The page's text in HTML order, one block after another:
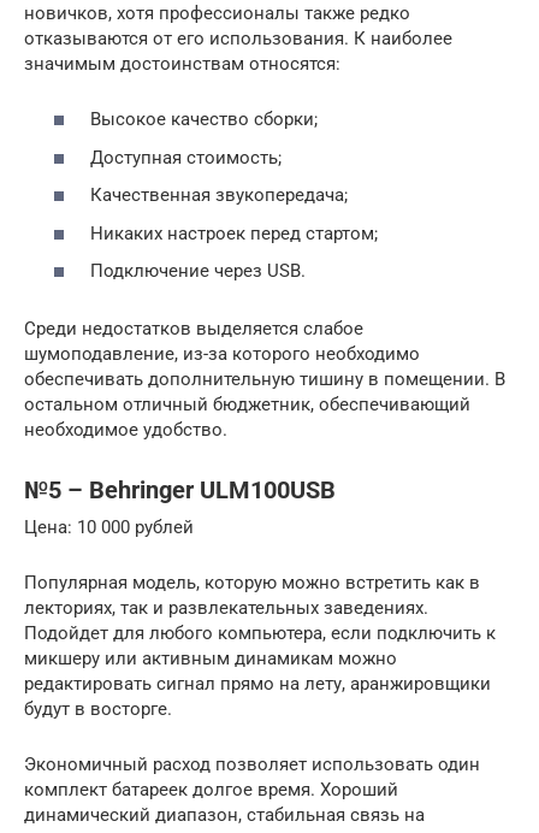
новичков, хотя профессионалы также редко
отказываются от его использования. К наиболее
значимым достоинствам относятся:
Высокое качество сборки;
Доступная стоимость;
Качественная звукопередача;
Никаких настроек перед стартом;
Подключение через USB.
Среди недостатков выделяется слабое
шумоподавление, из-за которого необходимо
обеспечивать дополнительную тишину в помещении. В
остальном отличный бюджетник, обеспечивающий
необходимое удобство.
№5 – Behringer ULM100USB
Цена: 10 000 рублей
Популярная модель, которую можно встретить как в
лекториях, так и развлекательных заведениях.
Подойдет для любого компьютера, если подключить к
микшеру или активным динамикам можно
редактировать сигнал прямо на лету, аранжировщики
будут в восторге.
Экономичный расход позволяет использовать один
комплект батареек долгое время. Хороший
динамический диапазон, стабильная связь на